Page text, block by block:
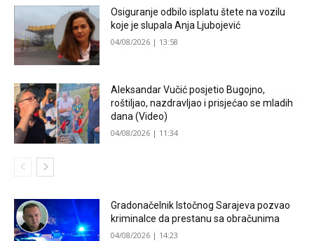
Osiguranje odbilo isplatu štete na vozilu
koje je slupala Anja Ljubojević
04/08/2026 | 13:58
Aleksandar Vučić posjetio Bugojno,
roštiljao, nazdravljao i prisjećao se mladih
dana (Video)
04/08/2026 | 11:34
Gradonačelnik Istočnog Sarajeva pozvao
kriminalce da prestanu sa obračunima
04/08/2026 | 14:23